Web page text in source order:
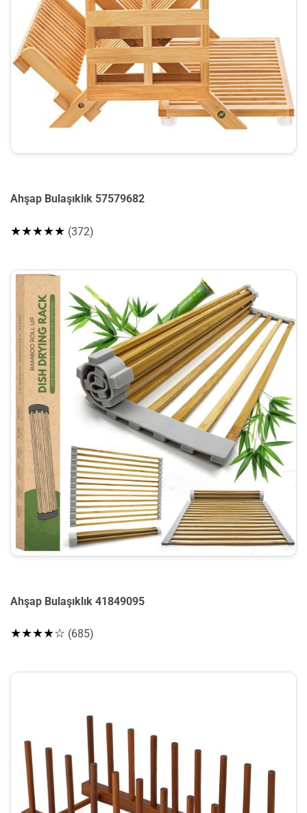
Ahşap Bulaşıklık 57579682
★★★★★ (372)
Ahşap Bulaşıklık 41849095
★★★★☆ (685)